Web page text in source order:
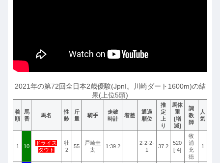
2021年の第72回全日本2歳優駿(JpnI。川崎ダート1600m)の結
果(上位5頭)
着
順
馬
番
馬名
性
齢
斤
量
騎手
走破
時計
着差
通過
順位
推
定
上
り
馬体
重
[増
減]
調
教
師
人
気
1 10
ドライス
タウト
牡
2
55
戸崎圭
太
1:39.2
2-2-2-
1
37.2
520
[-4]
牧
浦
充
徳
1